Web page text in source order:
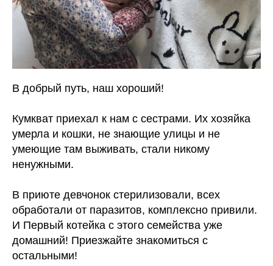
В добрый путь, наш хороший!
Кумкват приехал к нам с сестрами. Их хозяйка
умерла и кошки, не знающие улицы и не
умеющие там выживать, стали никому
ненужными.
В приюте девчонок стерилизовали, всех
обработали от паразитов, комплексно привили.
И Первый котейка с этого семейства уже
домашний! Приезжайте знакомиться с
остальными!